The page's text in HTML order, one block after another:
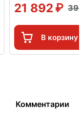
21 892 39
В корзину
Комментарии